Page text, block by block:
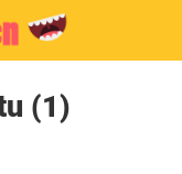
(1)